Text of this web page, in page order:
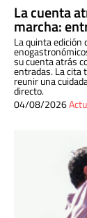
La cuenta
marcha:
La quinta edición
su cuenta atrás
entradas. La cita
reunir una
directo.
04/08/2026